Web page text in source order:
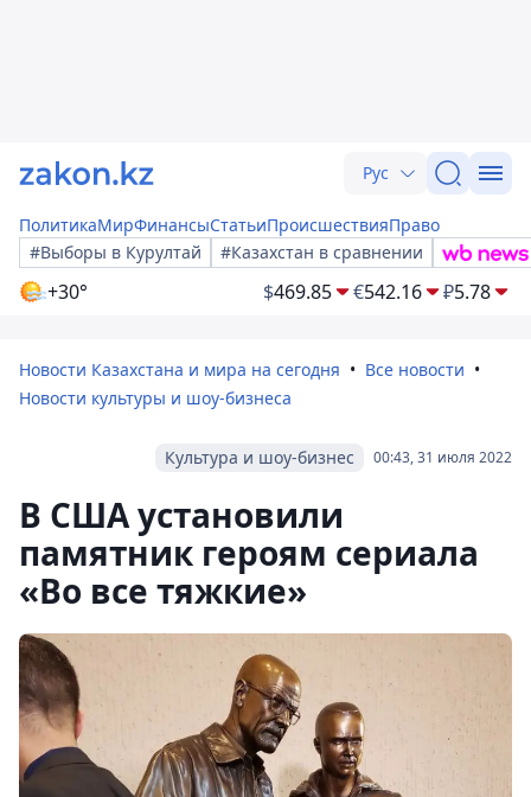
Рус
ПолитикаМирФинансыСтатьиПроисшествияПраво
#Выборы в Курултай
#Казахстан в сравнении
+30° $469.85 €542.16 ₽5.78
Новости Казахстана и мира на сегодня
Все новости
Новости культуры и шоу-бизнеса
00:43, 31 июля 2022
Культура и шоу-бизнес
В США установили
памятник героям сериала
«Во все тяжкие»